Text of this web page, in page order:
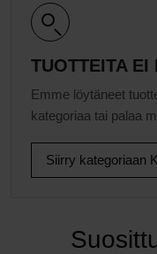
TUOTTEITA EI
Emme löytäneet
kategoriaa tai palaa
Siirry kategoriaan